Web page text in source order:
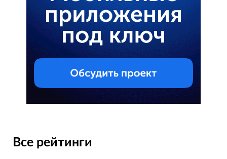
Все рейтинги